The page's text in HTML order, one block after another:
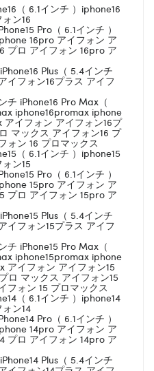
（ 6.1インチ ）iphone16
ン16
Pro（ 6.1インチ ）
16pro アイフォン ア
プロ アイフォン 16pro ア
Plus（ 5.4インチ
イフォン16プラス アイフ
チ iPhone16 Pro Max（
iphone16promax iphone
イフォン アイフォン16プ
マックス アイフォン16 プ
ォン 16 プロマックス
（ 6.1インチ ）iphone15
ン15
Pro（ 6.1インチ ）
15pro アイフォン ア
プロ アイフォン 15pro ア
Plus（ 5.4インチ
イフォン15プラス アイフ
チ iPhone15 Pro Max（
iphone15promax iphone
イフォン アイフォン15
ロ マックス アイフォン15
フォン 15 プロマックス
（ 6.1インチ ）iphone14
ン14
Pro（ 6.1インチ ）
14pro アイフォン ア
プロ アイフォン 14pro ア
Plus（ 5.4インチ